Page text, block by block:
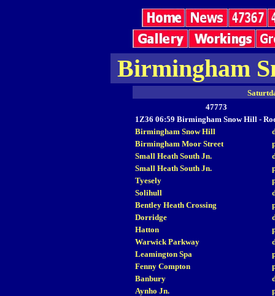
Birmingham
47773
1Z36 06:59 Birmingham Snow Hill -
Birmingham Snow Hill
Birmingham Moor Street
Small Heath South Jn.
Small Heath South Jn.
Tyesely
Solihull
Bentley Heath Crossing
Dorridge
Hatton
Warwick Parkway
Leamington Spa
Fenny Compton
Banbury
Aynho Jn.